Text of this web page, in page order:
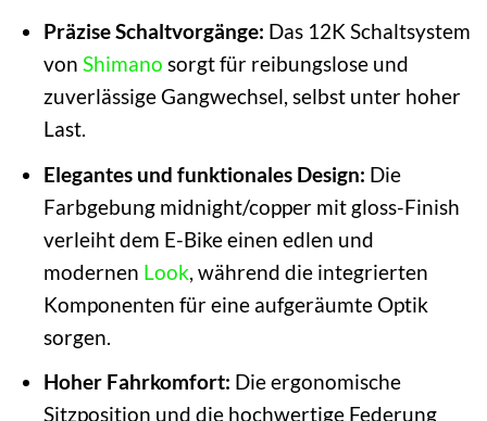
Präzise Schaltvorgänge: Das 12K Schaltsystem
von Shimano sorgt für reibungslose und
zuverlässige Gangwechsel, selbst unter hoher
Last.
Elegantes und funktionales Design: Die
Farbgebung midnight/copper mit gloss-Finish
verleiht dem E-Bike einen edlen und
modernen Look, während die integrierten
Komponenten für eine aufgeräumte Optik
sorgen.
Hoher Fahrkomfort: Die ergonomische
Sitzposition und die hochwertige Federung